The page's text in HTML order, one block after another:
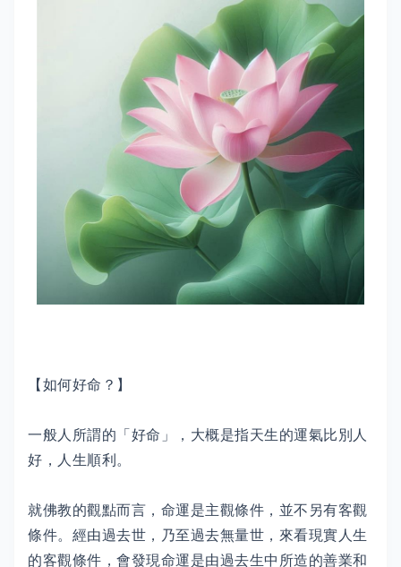
【如何好命？】
一般人所謂的「好命」，大概是指天生的運氣比別人
好，人生順利。
就佛教的觀點而言，命運是主觀條件，並不另有客觀
條件。經由過去世，乃至過去無量世，來看現實人生
的客觀條件，會發現命運是由過去生中所造的善業和